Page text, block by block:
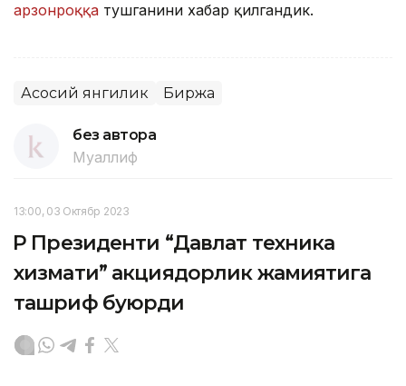
арзонроққа тушганини хабар қилгандик.
Асосий янгилик Биржа
без автора
Муаллиф
13:00, 03 Октябр 2023
ҚР Президенти “Давлат техника
хизмати” акциядорлик жамиятига
ташриф буюрди